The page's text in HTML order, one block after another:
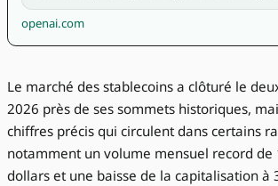
openai.com
Le marché des stablecoins a clôturé le
2026 près de ses sommets historiques,
chiffres précis qui circulent dans certains
notamment un volume mensuel record de
dollars et une baisse de la capitalisation à